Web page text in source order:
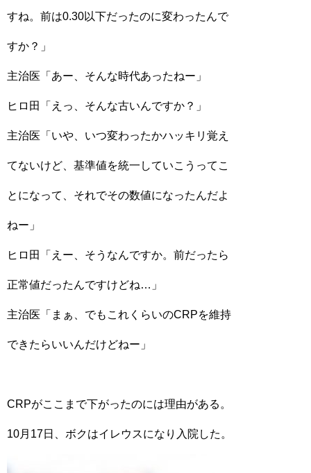
すね。前は0.30以下だったのに変わったんで
すか？」
主治医「あー、そんな時代あったねー」
ヒロ田「えっ、そんな古いんですか？」
主治医「いや、いつ変わったかハッキリ覚え
てないけど、基準値を統一していこうってこ
とになって、それでその数値になったんだよ
ねー」
ヒロ田「えー、そうなんですか。前だったら
正常値だったんですけどね…」
主治医「まぁ、でもこれくらいのCRPを維持
できたらいいんだけどねー」
CRPがここまで下がったのには理由がある。
10月17日、ボクはイレウスになり入院した。